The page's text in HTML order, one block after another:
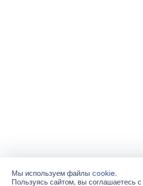
Мы используем файлы cookie.
Пользуясь сайтом, вы соглашаетесь